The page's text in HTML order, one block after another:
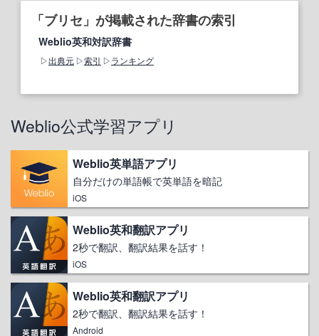
「ブリセ」が掲載された辞書の索引
Weblio英和対訳辞書
出典元 索引 ランキング
Weblio公式学習アプリ
Weblio英単語アプリ
自分だけの単語帳で英単語を暗記
iOS
Weblio英和翻訳アプリ
2秒で翻訳、翻訳結果を話す！
iOS
Weblio英和翻訳アプリ
2秒で翻訳、翻訳結果を話す！
Android